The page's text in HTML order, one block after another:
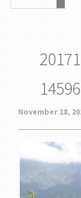
November 18,